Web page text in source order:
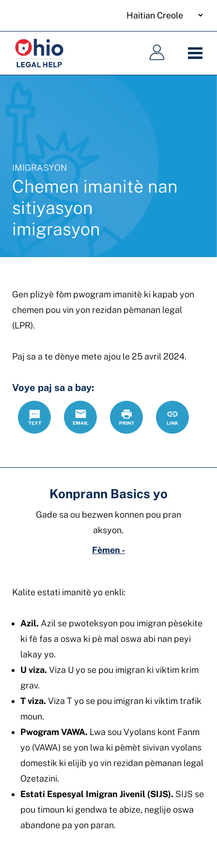
main
content
Meni
prensipal
Meni
prensipal
IMIGRASYON
Chemen imanitè nan
sitiyasyon
imigrasyon
Gen plizyè fòm pwogram imanitè ki kapab yon
chemen pou vin yon rezidan pèmanan legal
(LPR).
Paj sa a te dènye mete ajou le 25 avril 2024.
Voye paj sa a bay:
Text
Email Print
https://
estati
Link
Konprann Basics yo
Gade sa ou bezwen konnen pou pran
aksyon.
Fèmen -
Kalite estati imanitè yo enkli:
Azil. Azil se pwoteksyon pou imigran pèsekite
ki fè fas a oswa ki pè mal oswa abi nan peyi
lakay yo.
U viza. Viza U yo se pou imigran ki viktim krim
grav.
T viza. Viza T yo se pou imigran ki viktim trafik
moun.
Pwogram VAWA. Lwa sou Vyolans kont Fanm
yo (VAWA) se yon lwa ki pèmèt sivivan vyolans
domestik ki elijib yo vin rezidan pèmanan legal
Ozetazini.
Estati Espesyal Imigran Jivenil (SIJS). SIJS se
pou timoun ki gendwa te abize, neglije oswa
abandone pa yon paran.